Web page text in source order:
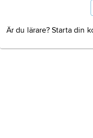
Är du lärare? Starta din